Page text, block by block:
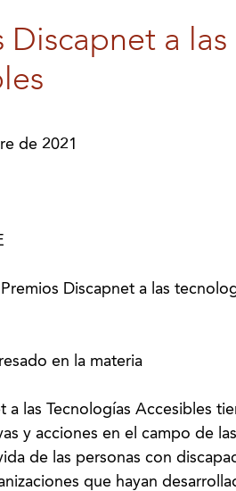
Discapnet a las
de 2021
Discapnet a las
en la materia
a las Tecnologías Accesibles
y acciones en el campo de
de las personas con
que hayan